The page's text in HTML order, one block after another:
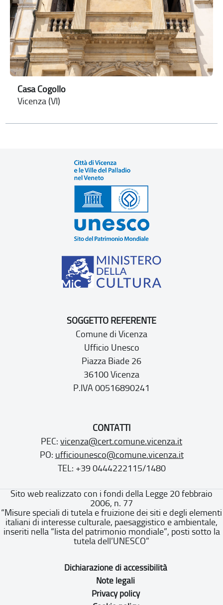
Casa Cogollo
Vicenza (VI)
SOGGETTO REFERENTE
Comune di Vicenza
Ufficio Unesco
Piazza Biade 26
36100 Vicenza
P.IVA 00516890241
CONTATTI
PEC: vicenza@cert.comune.vicenza.it
PO: ufficiounesco@comune.vicenza.it
TEL: +39 0444222115/1480
Sito web realizzato con i fondi della Legge 20 febbraio
2006, n. 77
“Misure speciali di tutela e fruizione dei siti e degli elementi
italiani di interesse culturale, paesaggistico e ambientale,
inseriti nella “lista del patrimonio mondiale”, posti sotto la
tutela dell’UNESCO”
Dichiarazione di accessibilità
Note legali
Privacy policy